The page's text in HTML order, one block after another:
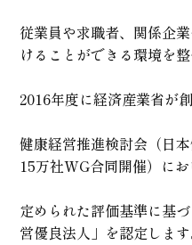
従業員や求職者、関係企
けることができる環境を
2016年度に経済産業省が
健康経営推進検討会（日
15万社WG合同開催）にお
定められた評価基準に基
営優良法人」を認定します